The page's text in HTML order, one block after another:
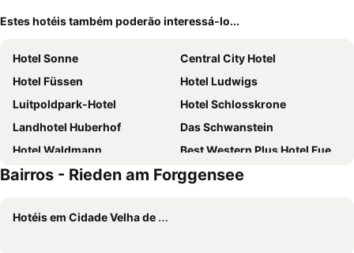
Estes hotéis também poderão interessá-lo...
Hotel Sonne
Central City Hotel
Hotel Füssen
Hotel Ludwigs
Luitpoldpark-Hotel
Hotel Schlosskrone
Landhotel Huberhof
Das Schwanstein
Hotel Waldmann
Best Western Plus Hotel Fuessen
Garni City Hotel
Hotel Weinbauer
Parkhotel Bad Faulenbach
Bairros - Rieden am Forggensee
Hotéis em Cidade Velha de Füssen